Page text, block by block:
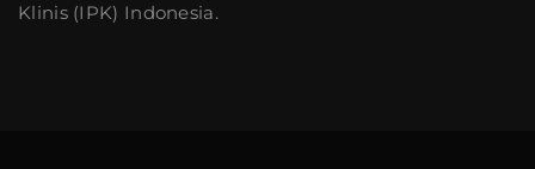
Klinis (IPK) Indonesia.